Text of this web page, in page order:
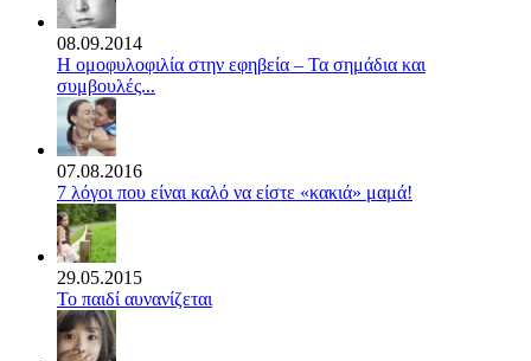
08.09.2014
Η ομοφυλοφιλία στην εφηβεία – Τα σημάδια και
συμβουλές...
07.08.2016
7 λόγοι που είναι καλό να είστε «κακιά» μαμά!
29.05.2015
Το παιδί αυνανίζεται